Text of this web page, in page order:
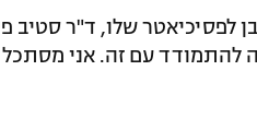
לפסיכיאטר שלו, ד"ר סטיב
להתמודד עם זה. אני